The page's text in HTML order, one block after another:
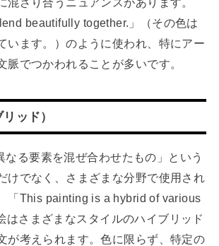
beautifully together.」（その色は
います。）のように使われ、特にアー
脈でつかわれることが多いです。
ッド）
なる要素を混ぜ合わせたもの」という
けでなく、さまざまな分野で使用され
「This painting is a hybrid of various
はさまざまなスタイルのハイブリッド
が考えられます。色に限らず、特定の